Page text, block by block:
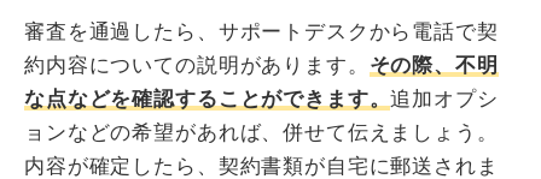
審査を通過したら、サポートデスクから電話で契
約内容についての説明があります。 その際、不明
な点などを確認することができます。追加オプシ
ョンなどの希望があれば、併せて伝えましょう。
内容が確定したら、契約書類が自宅に郵送されま